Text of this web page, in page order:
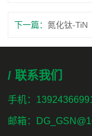
下一篇：氮化钛-TiN
/ 联系我们
手机：
邮箱：